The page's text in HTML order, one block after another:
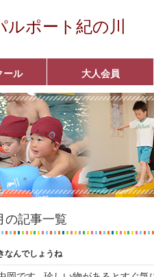
ルポート紀の川
ール
操教室)
大人会員
アクア悠々クラブ
いきいきコース
■入会案内■
の記事一覧
なんでしょうね